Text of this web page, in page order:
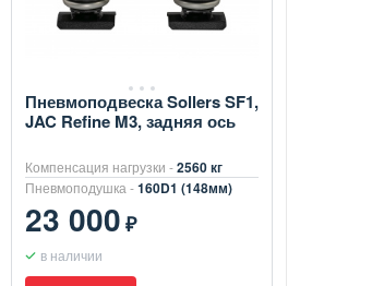
Пневмоподвеска Sollers SF1,
JAC Refine M3, задняя ось
Компенсация нагрузки -2560 кг
Пневмоподушка -160D1 (148мм)
23 000₽
в наличии